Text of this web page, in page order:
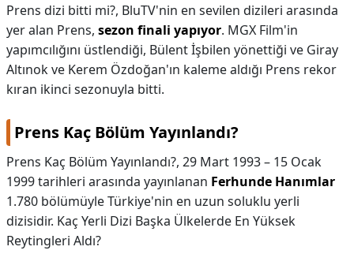
Prens dizi bitti mi?, BluTV'nin en sevilen dizileri arasında
yer alan Prens, sezon finali yapıyor. MGX Film'in
yapımcılığını üstlendiği, Bülent İşbilen yönettiği ve Giray
Altınok ve Kerem Özdoğan'ın kaleme aldığı Prens rekor
kıran ikinci sezonuyla bitti.
Prens Kaç Bölüm Yayınlandı?
Prens Kaç Bölüm Yayınlandı?, 29 Mart 1993 – 15 Ocak
1999 tarihleri arasında yayınlanan Ferhunde Hanımlar
1.780 bölümüyle Türkiye'nin en uzun soluklu yerli
dizisidir. Kaç Yerli Dizi Başka Ülkelerde En Yüksek
Reytingleri Aldı?